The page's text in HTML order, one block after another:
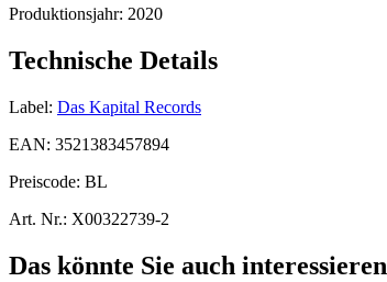
Produktionsjahr: 2020
Technische Details
Label: Das Kapital Records
EAN: 3521383457894
Preiscode: BL
Art. Nr.: X00322739-2
Das könnte Sie auch interessieren